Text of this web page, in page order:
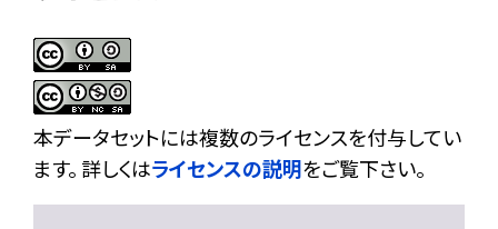
本データセットには複数のライセンスを付与してい
ます。 詳しくはライセンスの説明をご覧下さい。